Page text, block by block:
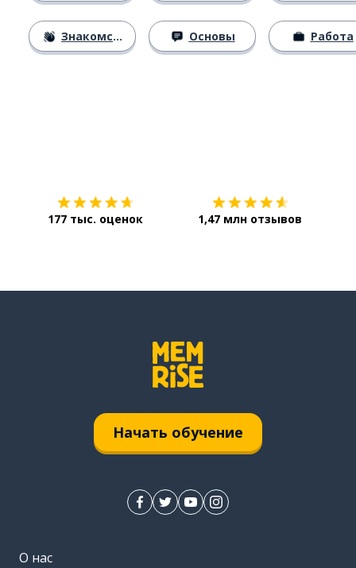
Знакомство Основы Работа
177 тыс. оценок 1,47 млн отзывов
Начать обучение
О нас